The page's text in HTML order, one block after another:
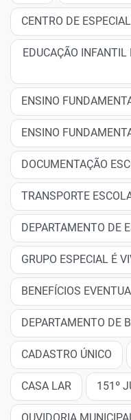
CENTRO DE
EDUCAÇÃO
ENSINO
ENSINO
DOCUMENTAÇÃO
TRANSPORTE
DEPARTAMENTO DE
GRUPO ESPECIAL É
BENEFÍCIOS
DEPARTAMENTO DE
CADASTRO ÚNICO
CASA LAR 151º